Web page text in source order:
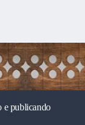
e publicando